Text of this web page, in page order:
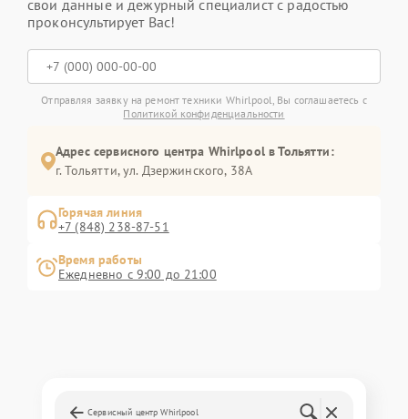
свои данные и дежурный специалист с радостью
проконсультирует Вас!
Отправляя заявку на ремонт техники Whirlpool, Вы соглашаетесь с
Политикой конфиденциальности
Адрес сервисного центра Whirlpool в Тольятти:
г. Тольятти, ул. Дзержинского, 38А
Горячая линия
+7 (848) 238-87-51
Время работы
Ежедневно с 9:00 до 21:00
Сервисный центр Whirlpool